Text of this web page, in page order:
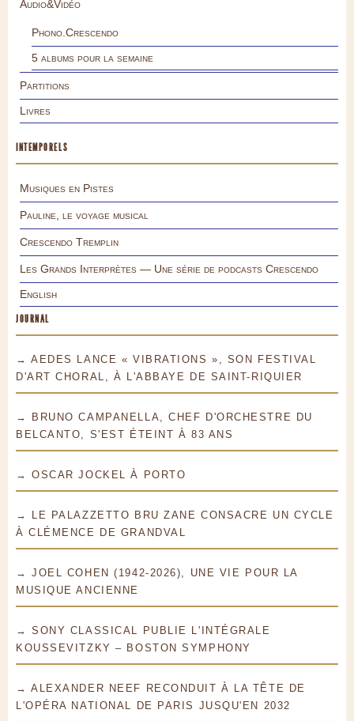
Audio&Vidéo
Phono.Crescendo
5 albums pour la semaine
Partitions
Livres
INTEMPORELS
Musiques en Pistes
Pauline, le voyage musical
Crescendo Tremplin
Les Grands Interprètes — Une série de podcasts Crescendo
English
JOURNAL
→ AEDES LANCE « VIBRATIONS », SON FESTIVAL
D'ART CHORAL, À L'ABBAYE DE SAINT-RIQUIER
→ BRUNO CAMPANELLA, CHEF D'ORCHESTRE DU
BELCANTO, S'EST ÉTEINT À 83 ANS
→ OSCAR JOCKEL À PORTO
→ LE PALAZZETTO BRU ZANE CONSACRE UN CYCLE
À CLÉMENCE DE GRANDVAL
→ JOEL COHEN (1942-2026), UNE VIE POUR LA
MUSIQUE ANCIENNE
→ SONY CLASSICAL PUBLIE L'INTÉGRALE
KOUSSEVITZKY – BOSTON SYMPHONY
→ ALEXANDER NEEF RECONDUIT À LA TÊTE DE
L'OPÉRA NATIONAL DE PARIS JUSQU'EN 2032